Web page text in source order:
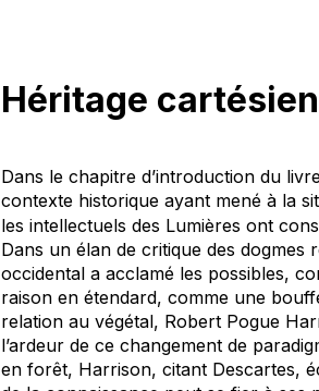
Héritage cartésien
Dans le chapitre d’introduction du
contexte historique ayant mené à la
les intellectuels des Lumières ont
Dans un élan de critique des dogmes
occidental a acclamé les possibles,
raison en étendard, comme une
relation au végétal, Robert Pogue
l’ardeur de ce changement de
en forêt, Harrison, citant Descartes,